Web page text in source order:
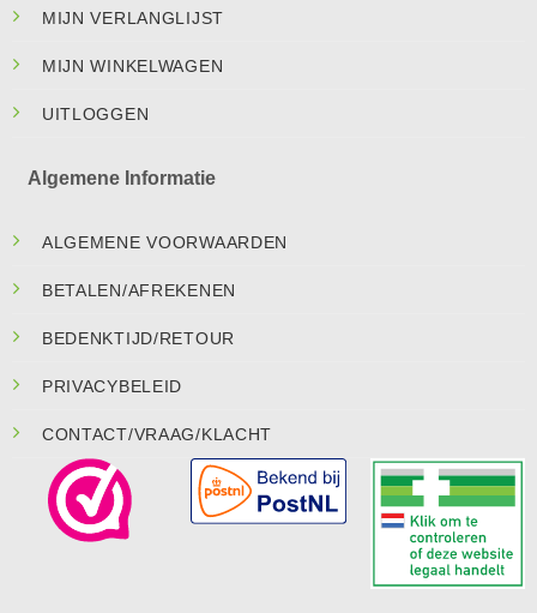
MIJN VERLANGLIJST
MIJN WINKELWAGEN
UITLOGGEN
Algemene Informatie
ALGEMENE VOORWAARDEN
BETALEN/AFREKENEN
BEDENKTIJD/RETOUR
PRIVACYBELEID
CONTACT/VRAAG/KLACHT